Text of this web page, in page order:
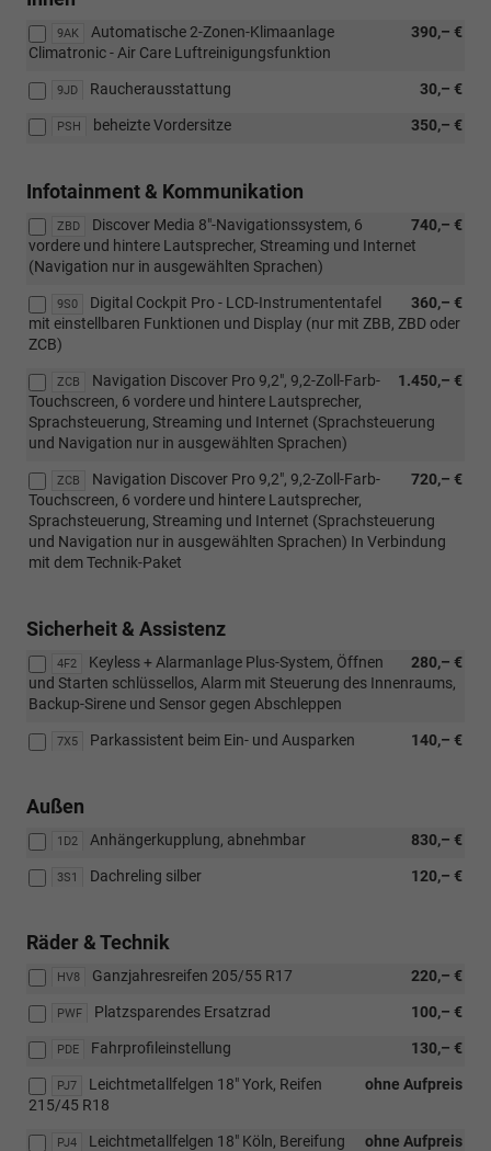
9AK 390,– €
Automatische 2-Zonen-Klimaanlage
Climatronic - Air Care Luftreinigungsfunktion
9JD 30,– €
Raucherausstattung
PSH 350,– €
beheizte Vordersitze
Infotainment & Kommunikation
ZBD 740,– €
Discover Media 8"-Navigationssystem, 6
vordere und hintere Lautsprecher, Streaming und Internet
(Navigation nur in ausgewählten Sprachen)
9S0 360,– €
Digital Cockpit Pro - LCD-Instrumententafel
mit einstellbaren Funktionen und Display (nur mit ZBB, ZBD oder
ZCB)
ZCB 1.450,– €
Navigation Discover Pro 9,2", 9,2-Zoll-Farb-
Touchscreen, 6 vordere und hintere Lautsprecher,
Sprachsteuerung, Streaming und Internet (Sprachsteuerung
und Navigation nur in ausgewählten Sprachen)
ZCB 720,– €
Navigation Discover Pro 9,2", 9,2-Zoll-Farb-
Touchscreen, 6 vordere und hintere Lautsprecher,
Sprachsteuerung, Streaming und Internet (Sprachsteuerung
und Navigation nur in ausgewählten Sprachen) In Verbindung
mit dem Technik-Paket
Sicherheit & Assistenz
4F2 280,– €
Keyless + Alarmanlage Plus-System, Öffnen
und Starten schlüssellos, Alarm mit Steuerung des Innenraums,
Backup-Sirene und Sensor gegen Abschleppen
7X5 140,– €
Parkassistent beim Ein- und Ausparken
Außen
1D2 830,– €
Anhängerkupplung, abnehmbar
3S1 120,– €
Dachreling silber
Räder & Technik
HV8 220,– €
Ganzjahresreifen 205/55 R17
PWF 100,– €
Platzsparendes Ersatzrad
PDE 130,– €
Fahrprofileinstellung
PJ7 ohne Aufpreis
Leichtmetallfelgen 18" York, Reifen
215/45 R18
PJ4 ohne Aufpreis
Leichtmetallfelgen 18" Köln, Bereifung